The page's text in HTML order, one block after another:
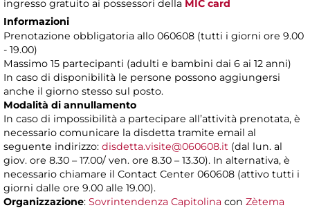
ingresso gratuito ai possessori della MIC card
Informazioni
Prenotazione obbligatoria allo 060608 (tutti i giorni ore 9.00
- 19.00)
Massimo 15 partecipanti (adulti e bambini dai 6 ai 12 anni)
In caso di disponibilità le persone possono aggiungersi
anche il giorno stesso sul posto.
Modalità di annullamento
In caso di impossibilità a partecipare all’attività prenotata, è
necessario comunicare la disdetta tramite email al
seguente indirizzo: disdetta.visite@060608.it (dal lun. al
giov. ore 8.30 – 17.00/ ven. ore 8.30 – 13.30). In alternativa, è
necessario chiamare il Contact Center 060608 (attivo tutti i
giorni dalle ore 9.00 alle 19.00).
Organizzazione: Sovrintendenza Capitolina con Zètema